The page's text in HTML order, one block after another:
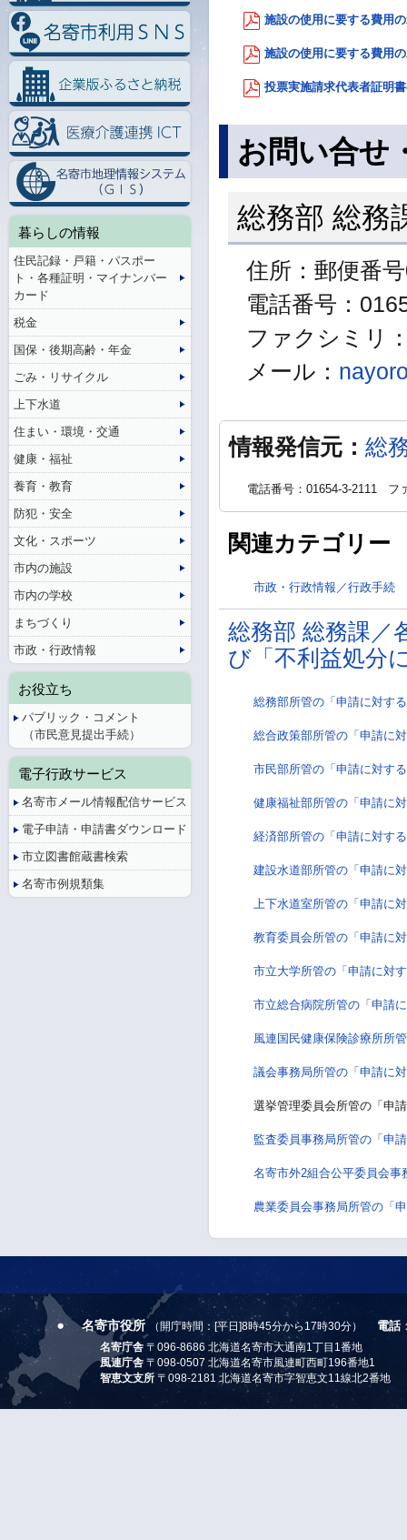
施設の使用に要する費用
施設の使用に要する費用
投票実施請求代表者証明
お問い合せ
総務部 総務
住所：郵便番
電話番号：
ファクシミリ
メール：
情報発信元： 総
電話番号：01654-3-2111 フ
関連カテゴリー
市政・行政情報／行政手続
総務部 総務課／
び「不利益処分
総務部所管の「申請に対す
総合政策部所管の「申請に
市民部所管の「申請に対す
健康福祉部所管の「申請に
経済部所管の「申請に対す
建設水道部所管の「申請に
上下水道室所管の「申請に
教育委員会所管の「申請に
市立大学所管の「申請に対
市立総合病院所管の「申請
風連国民健康保険診療所所
議会事務局所管の「申請に
選挙管理委員会所管の「申
監査委員事務局所管の「申
名寄市外2組合公平委員会
農業委員会事務局所管の「
暮らしの情報
住民記録・戸籍・パスポー
ト・各種証明・マイナンバー
カード
税金
国保・後期高齢・年金
ごみ・リサイクル
上下水道
住まい・環境・交通
健康・福祉
養育・教育
防犯・安全
文化・スポーツ
市内の施設
市内の学校
まちづくり
市政・行政情報
お役立ち
パブリック・コメント
（市民意見提出手続）
電子行政サービス
名寄市メール情報配信サービス
電子申請・申請書ダウンロード
市立図書館蔵書検索
名寄市例規類集
名寄市役所 （開庁時間：[平日]8時45分から17時30分） 電話
名寄庁舎 〒096-8686 北海道名寄市大通南1丁目1番地
風連庁舎 〒098-0507 北海道名寄市風連町西町196番地1
智恵文支所 〒098-2181 北海道名寄市字智恵文11線北2番地